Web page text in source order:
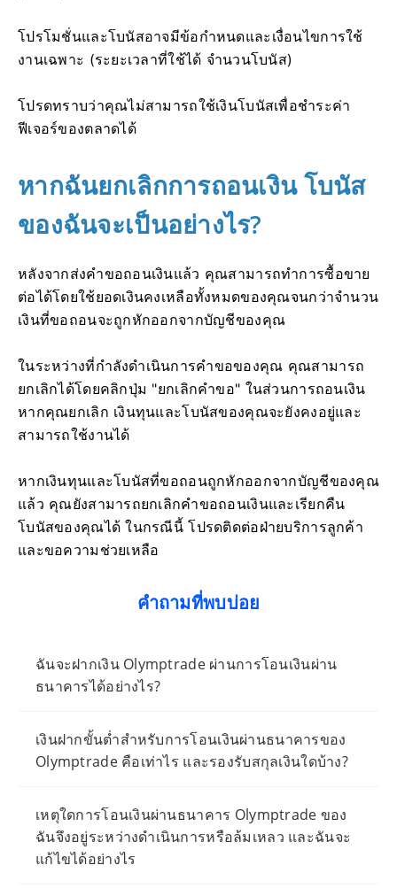
โปรโมชั่นและโบนัสอาจมีข้อกำหนดและเงื่อนไขการใช้
งานเฉพาะ (ระยะเวลาที่ใช้ได้ จำนวนโบนัส)
โปรดทราบว่าคุณไม่สามารถใช้เงินโบนัสเพื่อชำระค่า
ฟีเจอร์ของตลาดได้
หากฉันยกเลิกการถอนเงิน โบนัส
ของฉันจะเป็นอย่างไร?
หลังจากส่งคำขอถอนเงินแล้ว คุณสามารถทำการซื้อขาย
ต่อได้โดยใช้ยอดเงินคงเหลือทั้งหมดของคุณจนกว่าจำนวน
เงินที่ขอถอนจะถูกหักออกจากบัญชีของคุณ
ในระหว่างที่กำลังดำเนินการคำขอของคุณ คุณสามารถ
ยกเลิกได้โดยคลิกปุ่ม "ยกเลิกคำขอ" ในส่วนการถอนเงิน
หากคุณยกเลิก เงินทุนและโบนัสของคุณจะยังคงอยู่และ
สามารถใช้งานได้
หากเงินทุนและโบนัสที่ขอถอนถูกหักออกจากบัญชีของคุณ
แล้ว คุณยังสามารถยกเลิกคำขอถอนเงินและเรียกคืน
โบนัสของคุณได้ ในกรณีนี้ โปรดติดต่อฝ่ายบริการลูกค้า
และขอความช่วยเหลือ
คำถามที่พบบ่อย
ฉันจะฝากเงิน Olymptrade ผ่านการโอนเงินผ่าน
ธนาคารได้อย่างไร?
เงินฝากขั้นต่ำสำหรับการโอนเงินผ่านธนาคารของ
Olymptrade คือเท่าไร และรองรับสกุลเงินใดบ้าง?
เหตุใดการโอนเงินผ่านธนาคาร Olymptrade ของ
ฉันจึงอยู่ระหว่างดำเนินการหรือล้มเหลว และฉันจะ
แก้ไขได้อย่างไร